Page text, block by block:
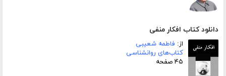
دانلود کتاب افکار منفی
از: فاطمه شعیبی
کتاب‌های روانشناسی
۴۵ صفحه